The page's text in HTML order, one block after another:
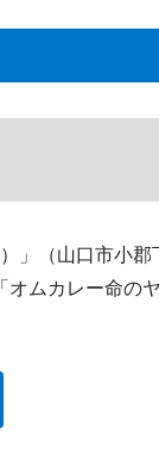
」（山口市小郡
ムカレー命の